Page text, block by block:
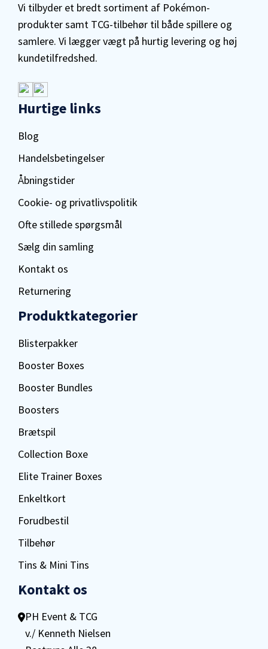
Vi tilbyder et bredt sortiment af Pokémon-
produkter samt TCG-tilbehør til både spillere og
samlere. Vi lægger vægt på hurtig levering og høj
kundetilfredshed.
Hurtige links
Blog
Handelsbetingelser
Åbningstider
Cookie- og privatlivspolitik
Ofte stillede spørgsmål
Sælg din samling
Kontakt os
Returnering
Produktkategorier
Blisterpakker
Booster Boxes
Booster Bundles
Boosters
Brætspil
Collection Boxe
Elite Trainer Boxes
Enkeltkort
Forudbestil
Tilbehør
Tins & Mini Tins
Kontakt os
PH Event & TCG
v./ Kenneth Nielsen